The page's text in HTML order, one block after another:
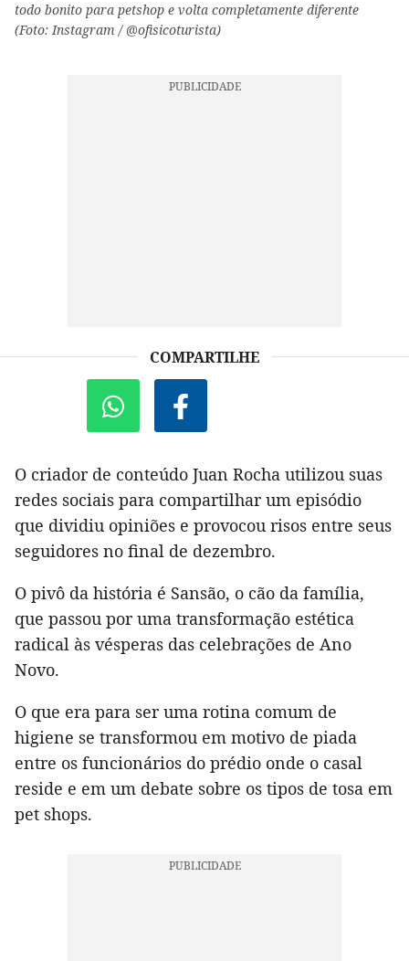
todo bonito para petshop e volta completamente diferente
(Foto: Instagram / @ofisicoturista)
COMPARTILHE
O criador de conteúdo Juan Rocha utilizou suas
redes sociais para compartilhar um episódio
que dividiu opiniões e provocou risos entre seus
seguidores no final de dezembro.
O pivô da história é Sansão, o cão da família,
que passou por uma transformação estética
radical às vésperas das celebrações de Ano
Novo.
O que era para ser uma rotina comum de
higiene se transformou em motivo de piada
entre os funcionários do prédio onde o casal
reside e em um debate sobre os tipos de tosa em
pet shops.